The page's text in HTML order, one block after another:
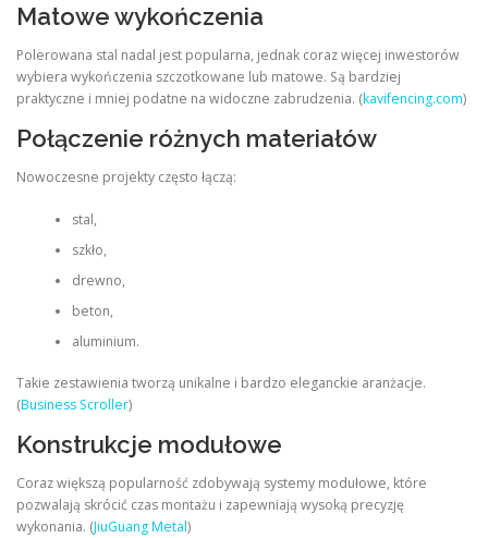
Matowe wykończenia
Polerowana stal nadal jest popularna, jednak coraz więcej inwestorów
wybiera wykończenia szczotkowane lub matowe. Są bardziej
praktyczne i mniej podatne na widoczne zabrudzenia. (kavifencing.com)
Połączenie różnych materiałów
Nowoczesne projekty często łączą:
stal,
szkło,
drewno,
beton,
aluminium.
Takie zestawienia tworzą unikalne i bardzo eleganckie aranżacje.
(Business Scroller)
Konstrukcje modułowe
Coraz większą popularność zdobywają systemy modułowe, które
pozwalają skrócić czas montażu i zapewniają wysoką precyzję
wykonania. (JiuGuang Metal)